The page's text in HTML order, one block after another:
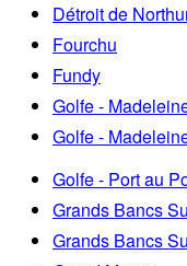
Détroit de
Fourchu
Fundy
Golfe -
Golfe -
Golfe - Port au
Grands Bancs
Grands Bancs